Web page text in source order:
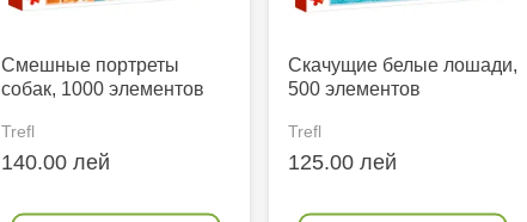
Смешные портреты
собак, 1000 элементов
Trefl
140.00 лей
Скачущие белые лошади,
500 элементов
Trefl
125.00 лей